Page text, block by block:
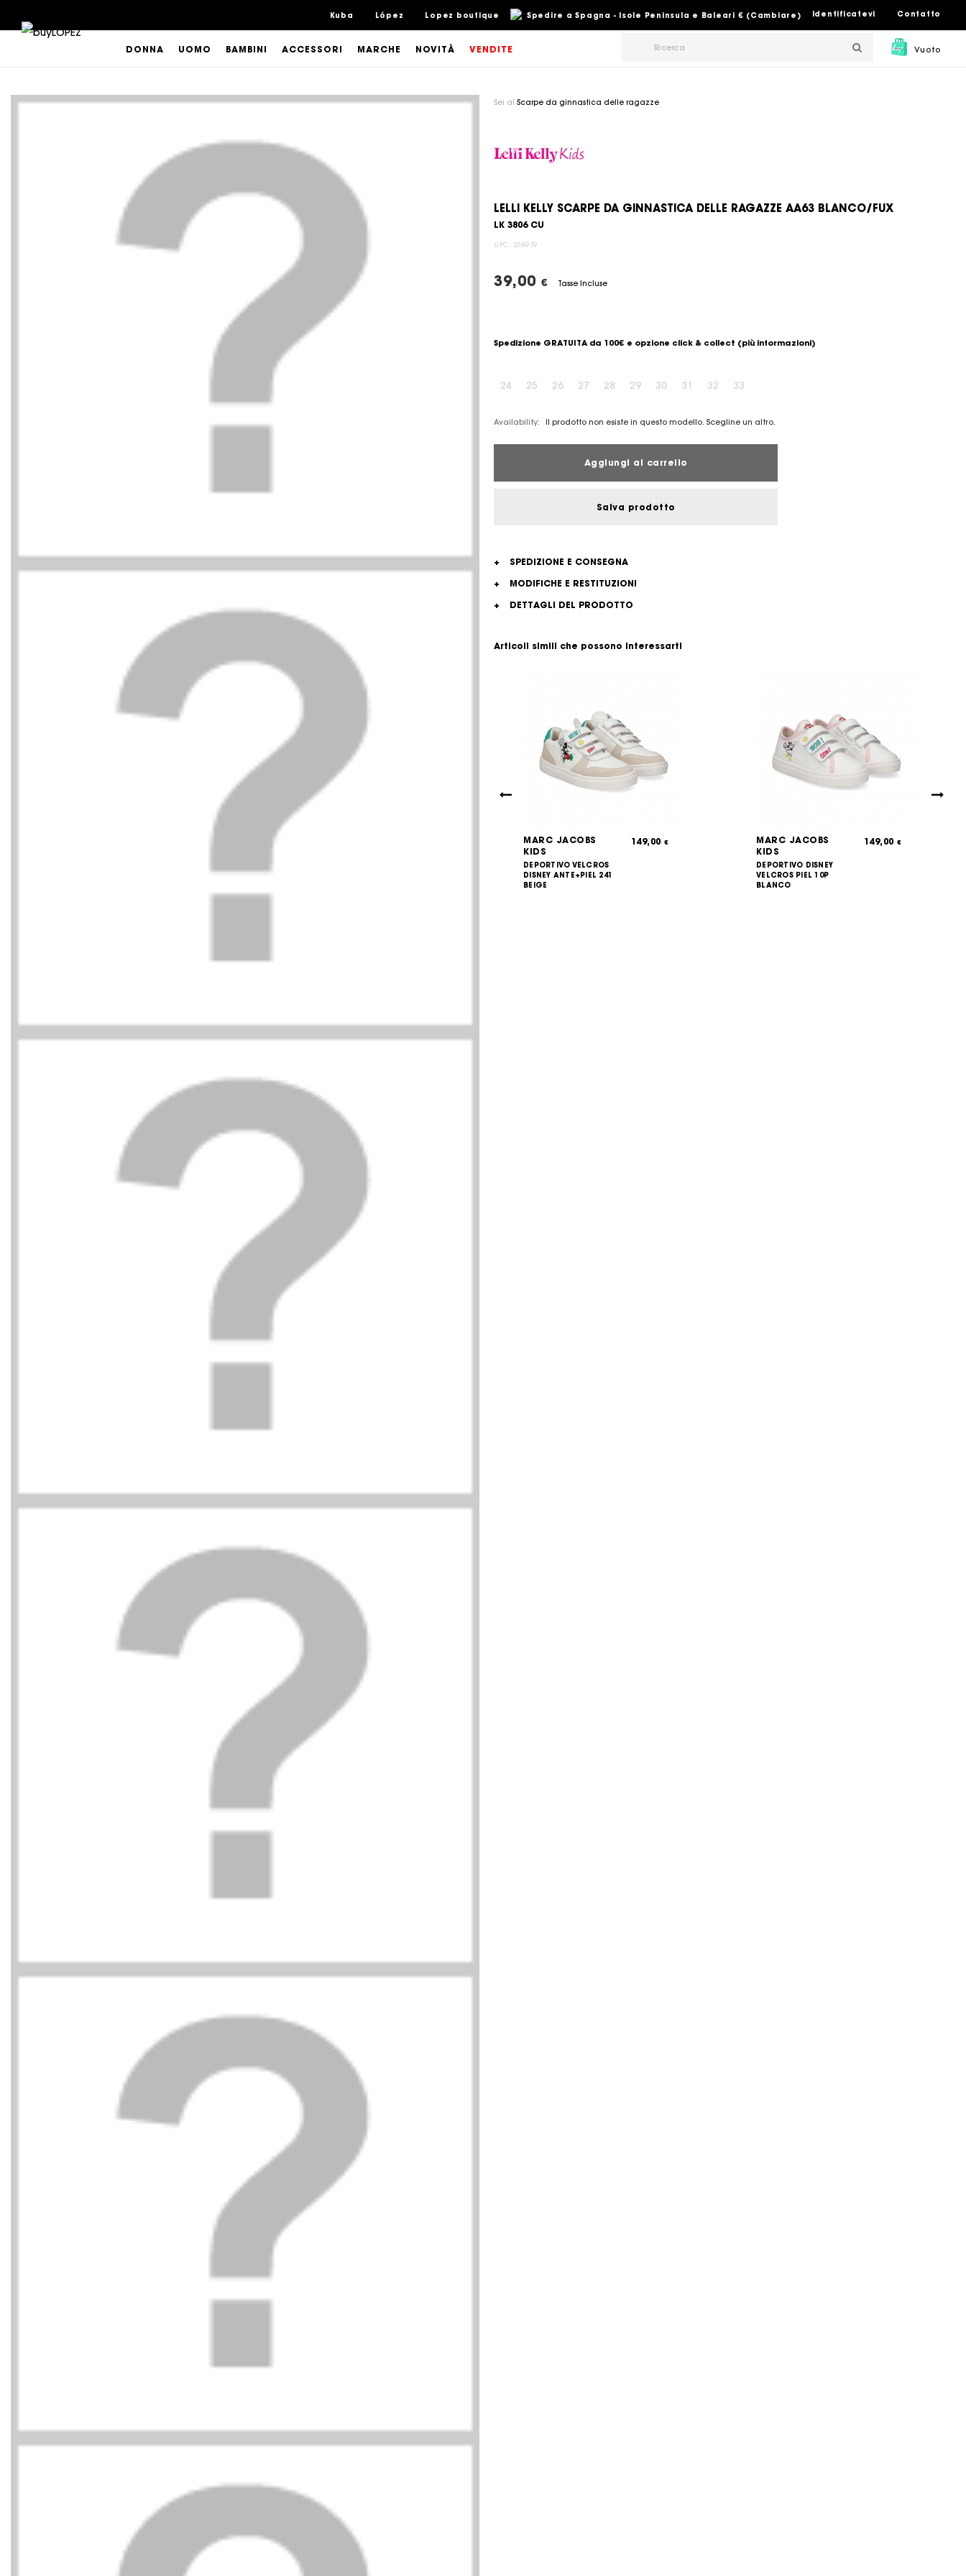
Contatto
Identificatevi
Spedire a Spagna - Isole Peninsula e Baleari € (Cambiare)
Kuba López Lopez boutique
Vuoto
DONNA UOMO BAMBINI ACCESSORI MARCHE NOVITÀ VENDITE
Sei al Scarpe da ginnastica delle ragazze
LELLI KELLY SCARPE DA GINNASTICA DELLE RAGAZZE AA63 BLANCO/FUX
LK 3806 CU
UPC: 208979
39,00 € Tasse Incluse
Spedizione GRATUITA da 100€ e opzione click & collect (più informazioni)
24 25 26 27 28 29 30 31 32 33
Availability: Il prodotto non esiste in questo modello. Scegline un altro.
Aggiungi al carrello
Salva prodotto
+
SPEDIZIONE E CONSEGNA
+
MODIFICHE E RESTITUZIONI
+
DETTAGLI DEL PRODOTTO
Articoli simili che possono interessarti
MARC JACOBS
KIDS
DEPORTIVO VELCROS
DISNEY ANTE+PIEL 241
BEIGE
149,00€
MARC JACOBS
KIDS
DEPORTIVO DISNEY
VELCROS PIEL 10P
BLANCO
149,00€